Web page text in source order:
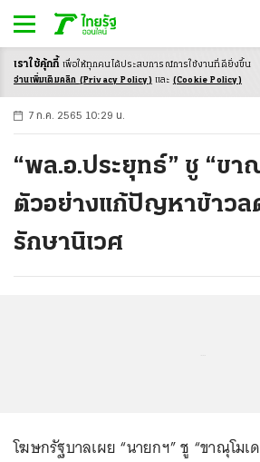
-ก ก ก+
7 ก.ค. 2565 10:29 น.
“พล.อ.ประยุทธ์” ชู “ขา
ตัวอย่างแก้ปัญหาข้าว
รักษานิเวศ
โฆษกรัฐบาลเผย “นายกฯ” ชู “ขาณุโมเ
เราใช้คุ้กกี้ เพื่อให้ทุกคนได้ประสบการณ์การใช้งานที่ดียิ่งขึ้น
อ่านเพิ่มเติมคลิก (Privacy Policy) และ (Cookie Policy)